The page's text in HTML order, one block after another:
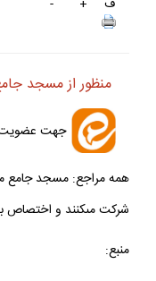
ف
+
-
منظور از مسجد
جهت عضويت
همه مراجع: مسجد جامع
شركت مى‏كنند و اختصاص
منبع: